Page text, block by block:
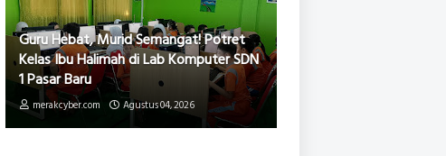
Guru Hebat, Murid Semangat! Potret
Kelas Ibu Halimah di Lab Komputer SDN
1 Pasar Baru
merakcyber.com Agustus 04, 2026